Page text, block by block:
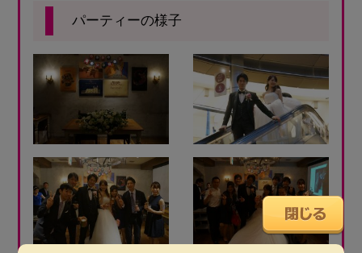
パーティーの様子